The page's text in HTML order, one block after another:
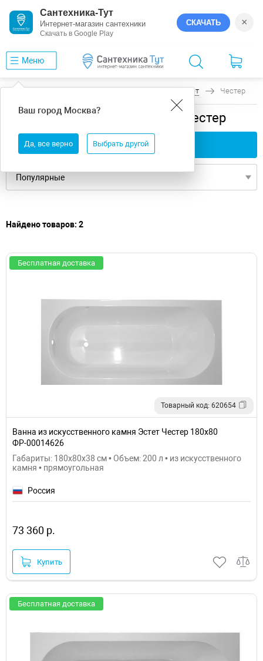
Сантехника-Тут
Интернет-магазин сантехники
Скачать в Google Play
СКАЧАТЬ ×
Меню
Ваш город Москва?
Да, все верно Выбрать другой
Эстет Честер
универсальная ванны Эстет Честер
Применить фильтры
Найдено товаров: 2
Бесплатная доставка
Товарный код: 620654
Ванна из искусственного камня Эстет Честер 180х80
ФР-00014626
Габариты: 180x80x38 см • Объем: 200 л • из искусственного
камня • прямоугольная
Россия
73 360 р.
Купить
Бесплатная доставка